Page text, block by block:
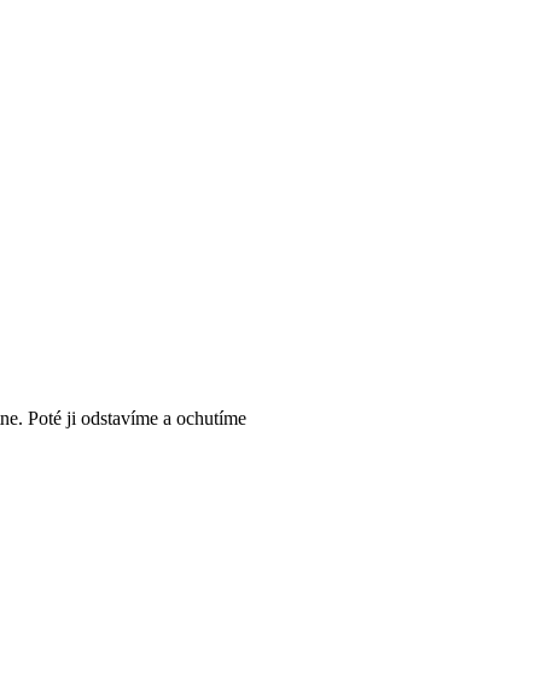
Poté ji odstavíme a ochutíme